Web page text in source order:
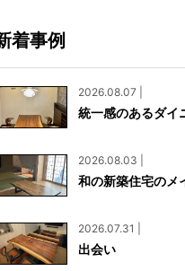
）
よくあ
お問い
資料請求
着事例
2026.08.07 |
統一感のあるダイ
2026.08.03 |
和の新築住宅のメ
2026.07.31 |
出会い